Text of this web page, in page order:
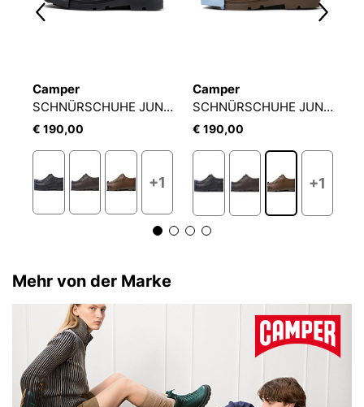
Camper
SCHNÜRSCHUHE JUNCTION
€ 190,00
+1
Camper
SCHNÜRSCHUHE JUNCTION
€ 190,00
+1
Mehr von der Marke